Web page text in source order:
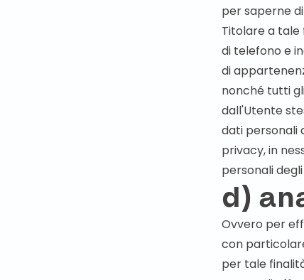
per saperne
Titolare a tale
di telefono e
di
nonché tutti
dall'Utente
dati personali
privacy, in
personali
d)
Ovvero per
con
per tale